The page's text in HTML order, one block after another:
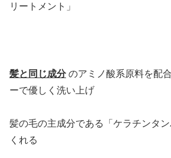
リートメント」
髪と同じ成分のアミノ酸系原料を配
ーで優しく洗い上げ
髪の毛の主成分である「ケラチンタ
くれる